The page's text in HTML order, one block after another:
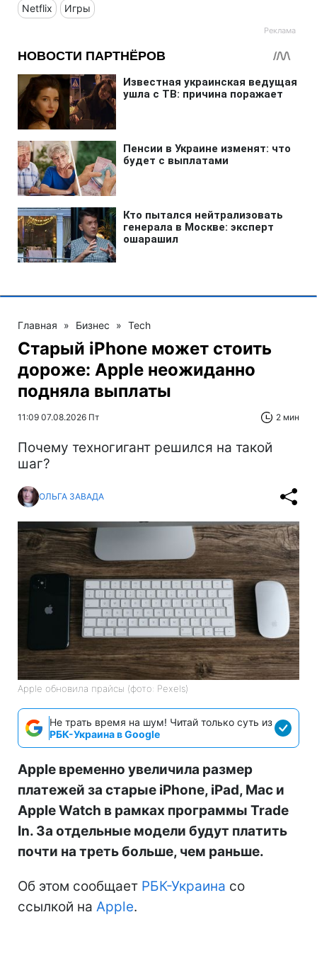
Netflix Игры
Главная » Бизнес » Tech
Старый iPhone может стоить
дороже: Apple неожиданно
подняла выплаты
11:09 07.08.2026 Пт 2 мин
Почему техногигант решился на такой
шаг?
ОЛЬГА ЗАВАДА
Apple обновила прайсы (фото: Pexels)
Не трать время на шум! Читай только суть из
РБК-Украина в Google
Apple временно увеличила размер
платежей за старые iPhone, iPad, Mac и
Apple Watch в рамках программы Trade
In. За отдельные модели будут платить
почти на треть больше, чем раньше.
Об этом сообщает РБК-Украина со
ссылкой на Apple.